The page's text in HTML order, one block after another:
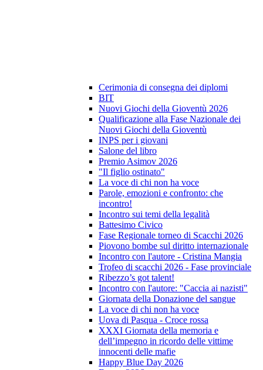
Cerimonia di consegna dei diplomi
BIT
Nuovi Giochi della Gioventù 2026
Qualificazione alla Fase Nazionale dei
Nuovi Giochi della Gioventù
INPS per i giovani
Salone del libro
Premio Asimov 2026
"Il figlio ostinato"
La voce di chi non ha voce
Parole, emozioni e confronto: che
incontro!
Incontro sui temi della legalità
Battesimo Civico
Fase Regionale torneo di Scacchi 2026
Piovono bombe sul diritto internazionale
Incontro con l'autore - Cristina Mangia
Trofeo di scacchi 2026 - Fase provinciale
Ribezzo’s got talent!
Incontro con l'autore: "Caccia ai nazisti"
Giornata della Donazione del sangue
La voce di chi non ha voce
Uova di Pasqua - Croce rossa
XXXI Giornata della memoria e
dell’impegno in ricordo delle vittime
innocenti delle mafie
Happy Blue Day 2026